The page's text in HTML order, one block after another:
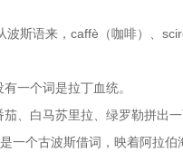
斯语来，caffè（咖啡）、
一个词是拉丁血统。
、白马苏里拉、绿罗勒拼出一
一个古波斯借词，映着阿拉伯